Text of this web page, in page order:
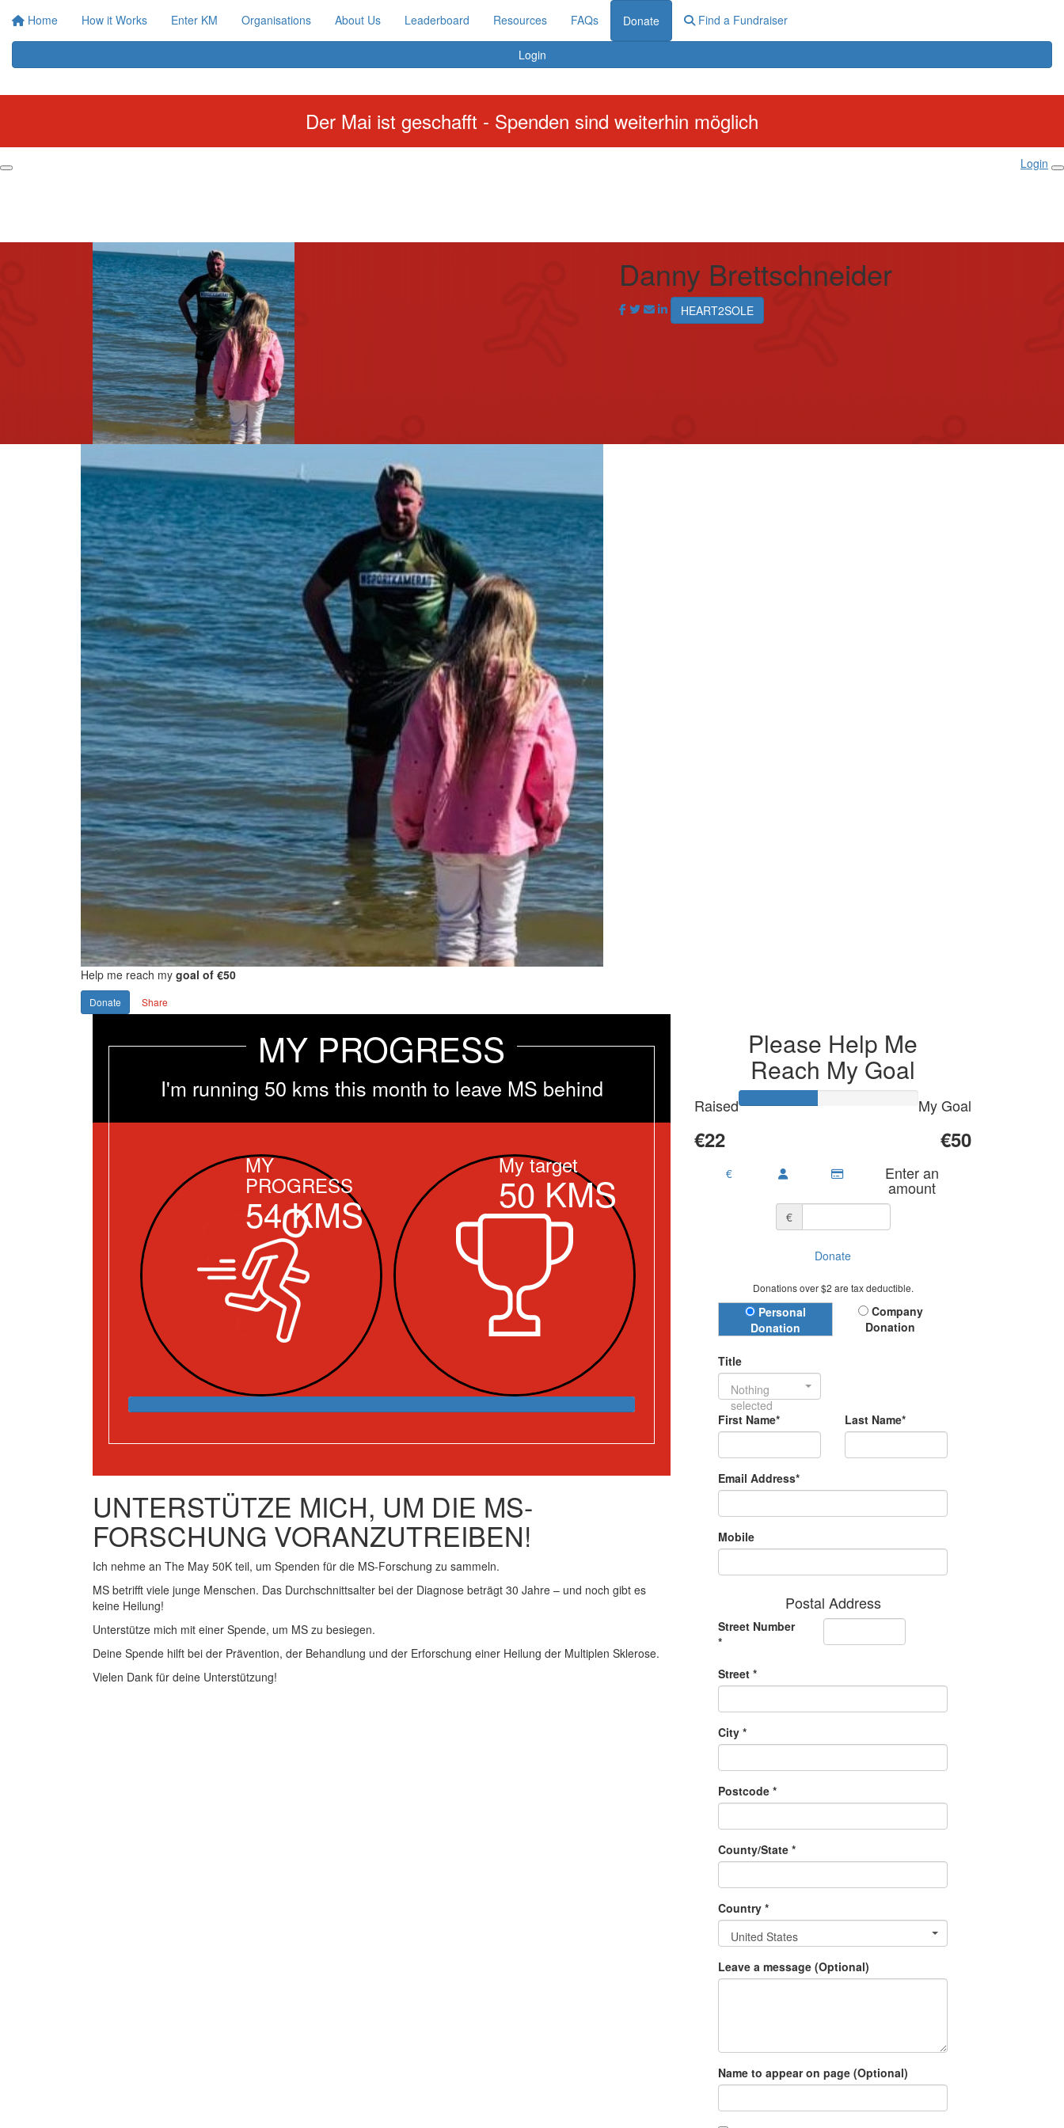
Home How it Works Enter KM Organisations About Us Leaderboard Resources FAQs Donate Find a Fundraiser
Login
Der Mai ist geschafft - Spenden sind weiterhin möglich
Login
Danny Brettschneider
HEART2SOLE
Help me reach my goal of €50
Donate Share
Please Help Me
Reach My Goal
Raised
€22
My Goal
€50
€ Enter an
amount
€
Donate
Donations over $2 are tax deductible.
Donation Type
Personal
Donation
Company
Donation
Title
Nothing
selected
First Name*
Last Name*
Email Address*
Mobile
Postal Address
Street Number
*
Street *
City *
Postcode *
County/State *
Country *
United States
Leave a message (Optional)
Name to appear on page (Optional)
MY PROGRESS
I'm running 50 kms this month to leave MS behind
MY
PROGRESS
54KMS
My target
50 KMS
UNTERSTÜTZE MICH, UM DIE MS-
FORSCHUNG VORANZUTREIBEN!
Ich nehme an The May 50K teil, um Spenden für die MS-Forschung zu sammeln.
MS betrifft viele junge Menschen. Das Durchschnittsalter bei der Diagnose beträgt 30 Jahre – und noch gibt es
keine Heilung!
Unterstütze mich mit einer Spende, um MS zu besiegen.
Deine Spende hilft bei der Prävention, der Behandlung und der Erforschung einer Heilung der Multiplen Sklerose.
Vielen Dank für deine Unterstützung!